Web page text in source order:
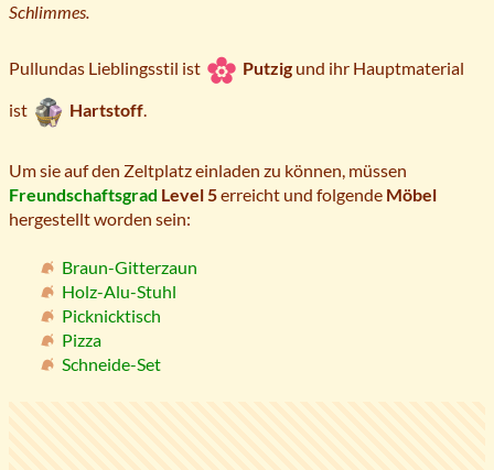
Schlimmes.
Pullundas Lieblingsstil ist Putzig und ihr Hauptmaterial
ist Hartstoff.
Um sie auf den Zeltplatz einladen zu können, müssen
Freundschaftsgrad Level 5erreicht und folgende Möbel
hergestellt worden sein:
Braun-Gitterzaun
Holz-Alu-Stuhl
Picknicktisch
Pizza
Schneide-Set